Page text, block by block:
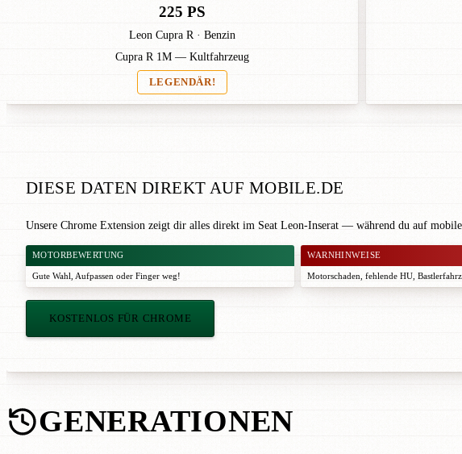
225 PS
Leon Cupra R · Benzin
Cupra R 1M — Kultfahrzeug
LEGENDÄR!
DIESE DATEN DIREKT AUF MOBILE.DE
Unsere Chrome Extension zeigt dir alles direkt im Seat Leon-Inserat — während du auf
MOTORBEWERTUNG
Gute Wahl Aufpassen oder Finger weg!
WARNHINWEISE
Motorschaden, fehlende HU,
KOSTENLOS FÜR CHROME
GENERATIONEN